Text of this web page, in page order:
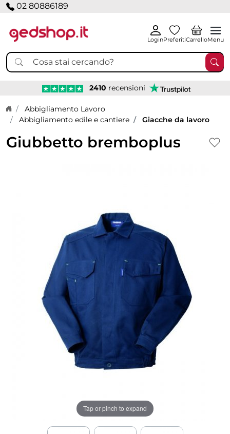
02 80886189
LoginPreferitiCarrelloMenu
2410 recensioni
Home page
Abbigliamento Lavoro
Abbigliamento edile e cantiere
Giacche da lavoro
Giubbetto bremboplus
Tap or pinch to expand